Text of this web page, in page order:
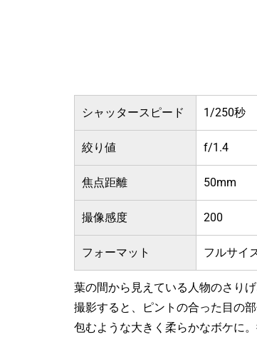
シャッタースピード 1/250秒
絞り値 f/1.4
焦点距離 50mm
撮像感度 200
フォーマット フルサイ
葉の間から見えている人物のさり
撮影すると、ピントの合った目の
包むような大きく柔らかなボケに